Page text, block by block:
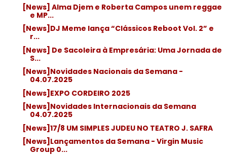
[News] Alma Djem e Roberta Campos unem reggae
e MP...
[News]DJ Meme lança “Clássicos Reboot Vol. 2” e
r...
[News] De Sacoleira à Empresária: Uma Jornada de
S...
[News]Novidades Nacionais da Semana -
04.07.2025
[News]EXPO CORDEIRO 2025
[News]Novidades Internacionais da Semana
04.07.2025
[News]17/8 UM SIMPLES JUDEU NO TEATRO J. SAFRA
[News]Lançamentos da Semana - Virgin Music
Group 0...